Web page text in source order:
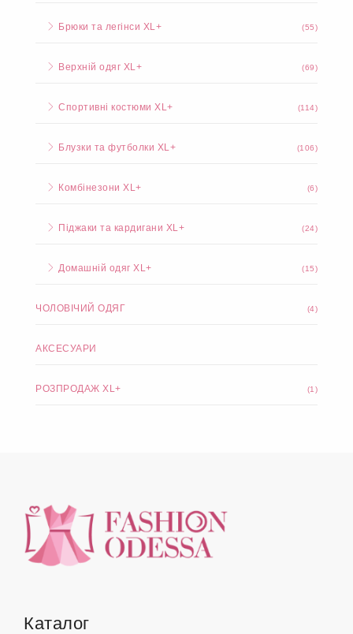
Брюки та легінси XL+ (55)
Верхній одяг XL+ (69)
Спортивні костюми XL+ (114)
Блузки та футболки XL+ (106)
Комбінезони XL+ (6)
Піджаки та кардигани XL+ (24)
Домашній одяг XL+ (15)
ЧОЛОВІЧИЙ ОДЯГ (4)
АКСЕСУАРИ
РОЗПРОДАЖ XL+ (1)
Каталог